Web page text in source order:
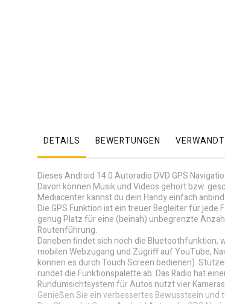
DETAILS BEWERTUNGEN
Dieses Android 14.0 Autoradio DVD GPS
Davon können Musik und Videos gehört bzw.
Mediacenter kannst du dein Handy einfach
Die GPS Funktion ist ein treuer Begleiter für jede
genug Platz für eine (beinah) unbegrenzte
Routenführung.
Daneben findet sich noch die Bluetoothfunktion,
mobilen Webzugang und Zugriff auf YouTube,
können es durch Touch Screen bedienen).
rundet die Funktionspalette ab. Das Radio hat
Rundumsichtsystem für Autos nutzt vier
Genießen Sie ein verbessertes Bewusstsein